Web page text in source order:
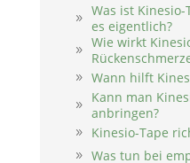
Was ist
es eigentlich?
Wie wirkt
Wann hilft
Kann man
anbringen?
Kinesio-Tape
Was tun bei